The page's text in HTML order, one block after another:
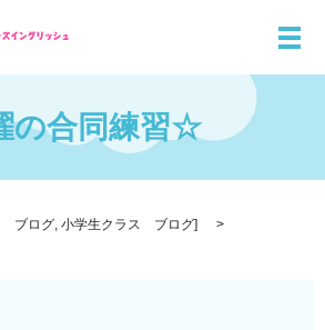
メ
の合同練習☆
ブログ, 小学生クラス ブログ]